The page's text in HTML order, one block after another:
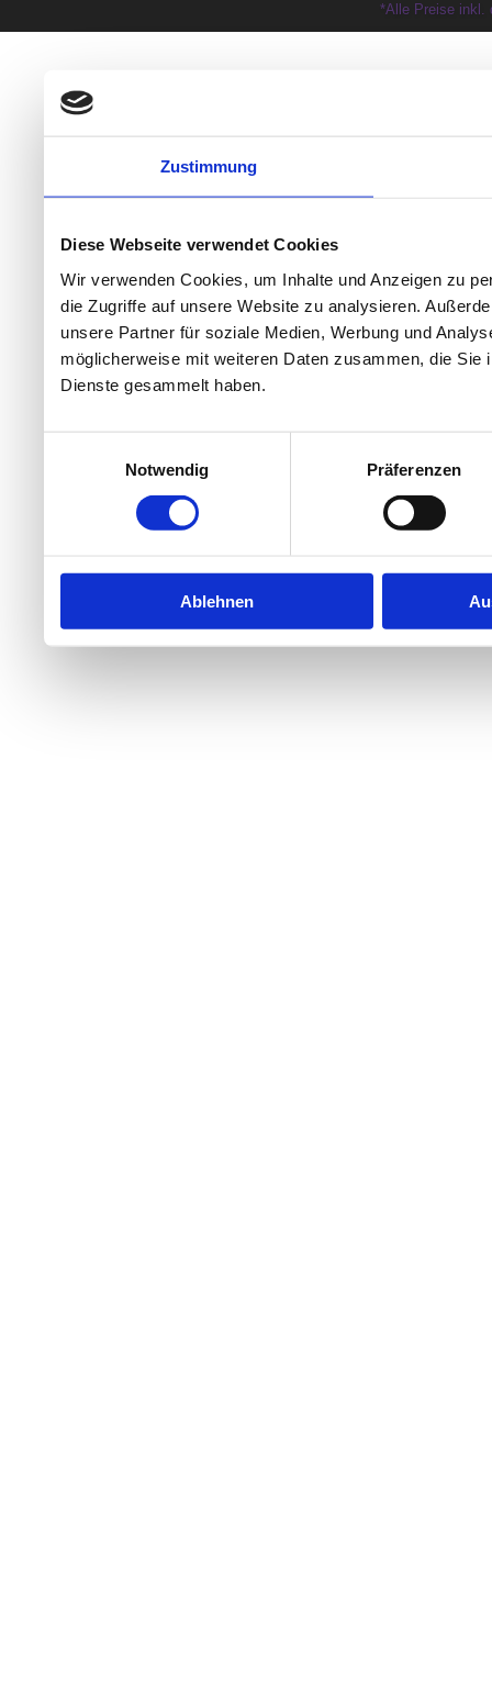
Zustimmung
Diese Webseite verwendet Cookies
Wir verwenden Cookies, um Inhalte und Anzeigen zu
die Zugriffe auf unsere Website zu analysieren.
unsere Partner für soziale Medien, Werbung und
möglicherweise mit weiteren Daten zusammen, die
Dienste gesammelt haben.
Notwendig
Präferenzen
Ablehnen
*Alle Preise inkl.